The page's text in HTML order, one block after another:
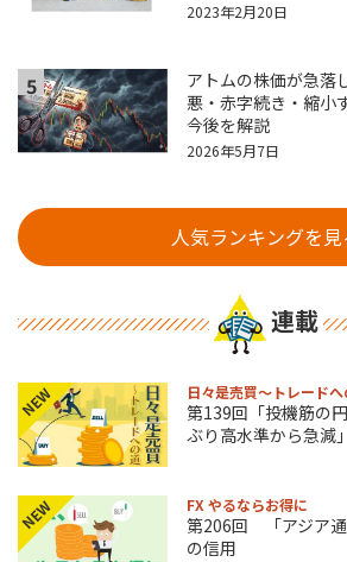
2023年2月20日
5
アトムの株価が急落
悪・赤字続き・縮小
今後を解説
2026年5月7日
人気ランキングを見
連載
NEW 日々是売買～トレード
第139回「投機筋の
ぶり高水準から急減」
NEW FX やるならお得に
第206回 「アジア
の信用